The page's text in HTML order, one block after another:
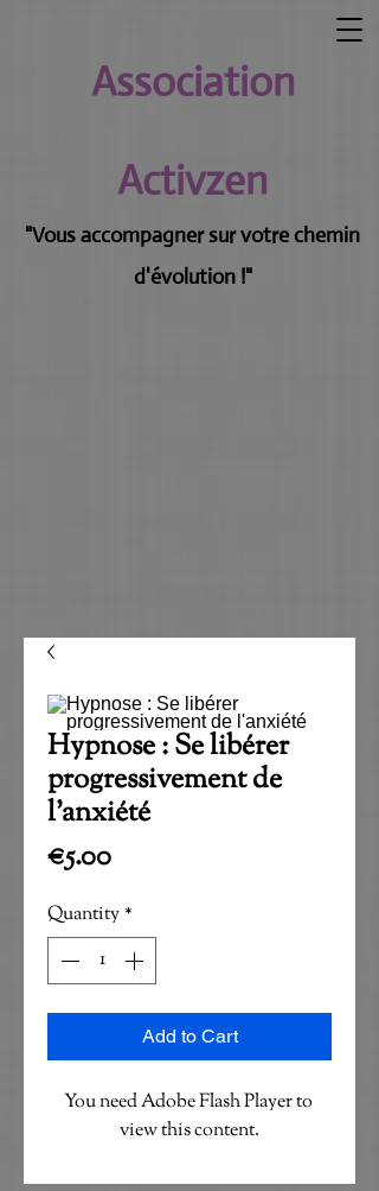
Association
Activzen
"Vous accompagner sur votre chemin
d'évolution !"
Hypnose : Se libérer
progressivement de
l'anxiété
€5.00Price
Quantity *
Add to Cart
You need Adobe Flash Player to
view this content.